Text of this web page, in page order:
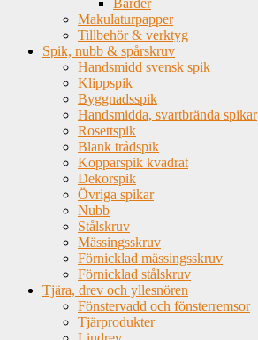
Makulaturpapper
Tillbehör & verktyg
Spik, nubb & spårskruv
Handsmidd svensk spik
Klippspik
Byggnadsspik
Handsmidda, svartbrända spikar
Rosettspik
Blank trådspik
Kopparspik kvadrat
Dekorspik
Övriga spikar
Nubb
Stålskruv
Mässingsskruv
Förnicklad mässingsskruv
Förnicklad stålskruv
Tjära, drev och yllesnören
Fönstervadd och fönsterremsor
Tjärprodukter